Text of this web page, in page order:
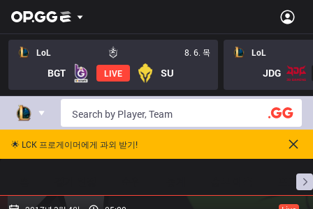
LoL 8. 6. 목
BGT LIVE SU
LoL
JDG
🌟 LCK 프로게이머에게 과외 받기!
프로빌